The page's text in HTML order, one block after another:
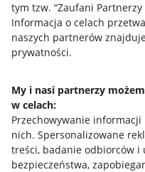
tym tzw. “Zaufani Partnerzy
Informacja o celach
naszych partnerów
prywatności.
My i nasi partnerzy
w celach:
Przechowywanie
nich. Spersonalizowane
treści, badanie odbiorców i
bezpieczeństwa,
Przydatne informacje
Jak to działa
Allegro Gadane dla
Allegro Gadane dla
Mapa miejscowości